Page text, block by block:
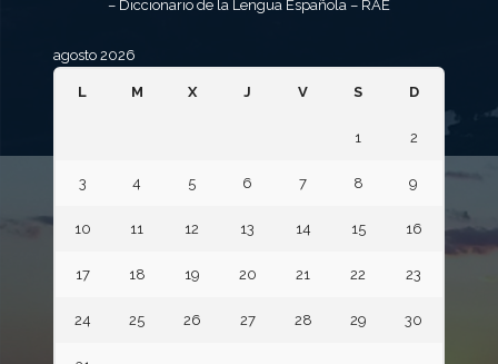
– Diccionario de la Lengua Española – RAE
agosto 2026
L M X J V S D
1 2
3 4 5 6 7 8 9
10 11 12 13 14 15 16
17 18 19 20 21 22 23
24 25 26 27 28 29 30